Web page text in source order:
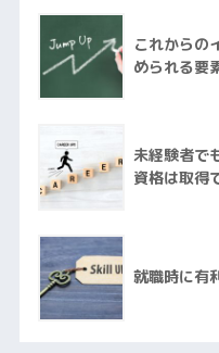
これからの
められる要
未経験者で
資格は取得
就職時に有